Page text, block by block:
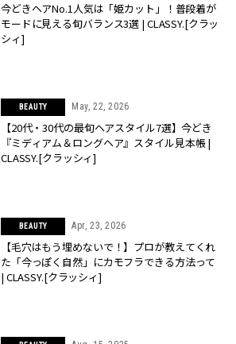
今どきヘアNo.1人気は「姫カット」！普段着が
モードに見える旬バランス3選 | CLASSY.[クラッ
シィ]
BEAUTY May, 22, 2026
【20代・30代の最旬ヘアスタイル7選】今どき
『ミディアム＆ロングヘア』スタイル見本帳 |
CLASSY.[クラッシィ]
BEAUTY Apr, 23, 2026
【毛穴はもう埋めないで！】プロが教えてくれ
た「今っぽく自然」にカモフラできる方法って
| CLASSY.[クラッシィ]